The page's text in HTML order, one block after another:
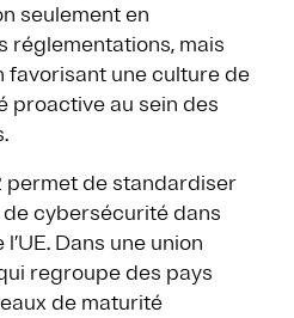
seulement en
réglementations, mais
favorisant une culture de
proactive au sein des
permet de standardiser
cybersécurité dans
l’UE. Dans une union
regroupe des pays
de maturité